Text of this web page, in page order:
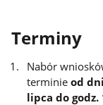
Terminy
Nabór
terminieod
lipca do godz.